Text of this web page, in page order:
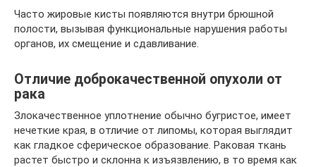
Часто жировые кисты появляются внутри брюшной
полости, вызывая функциональные нарушения работы
органов, их смещение и сдавливание.
Отличие доброкачественной опухоли от
рака
Злокачественное уплотнение обычно бугристое, имеет
нечеткие края, в отличие от липомы, которая выглядит
как гладкое сферическое образование. Раковая ткань
растет быстро и склонна к изъязвлению, в то время как